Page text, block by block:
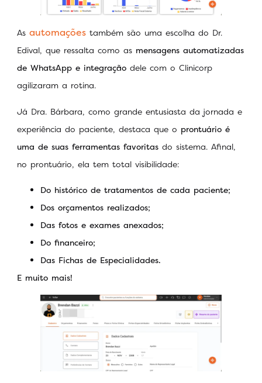
As automações também são uma escolha do Dr.
Edival, que ressalta como as mensagens automatizadas
de WhatsApp e integração dele com o Clinicorp
agilizaram a rotina.
Já Dra. Bárbara, como grande entusiasta da jornada e
experiência do paciente, destaca que o prontuário é
uma de suas ferramentas favoritas do sistema. Afinal,
no prontuário, ela tem total visibilidade:
Do histórico de tratamentos de cada paciente;
Dos orçamentos realizados;
Das fotos e exames anexados;
Do financeiro;
Das Fichas de Especialidades.
E muito mais!